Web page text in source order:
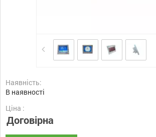
Наявність:
В наявності
Ціна :
Договірна